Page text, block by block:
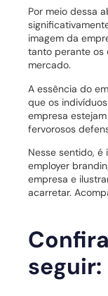
Por meio dessa
imagem da
tanto perante os
mercado.
A essência do
que os
empresa
fervorosos
Nesse sentido,
employer
empresa e
acarretar.
seguir: